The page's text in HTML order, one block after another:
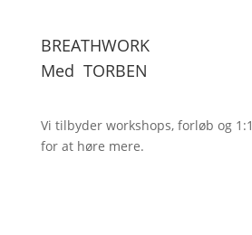
BREATHWORK
Med TORBEN
Vi tilbyder workshops, forløb og 1:1
for at høre mere.